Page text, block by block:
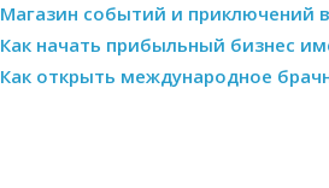
Магазин событий и приключений
Как начать прибыльный бизнес
Как открыть международное